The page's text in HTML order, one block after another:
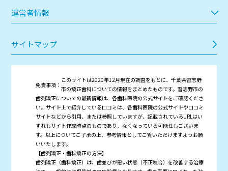
運営者情報
サイトマップ
免責事項：
このサイトは2020年12月現在の調査をもとに、千葉県習志野
市の矯正歯科についての情報をまとめたものです。習志野市の
歯列矯正についての最新情報は、各歯科医院の公式サイトをご確認くださ
い。サイト上で紹介している口コミは、各歯科医院の公式サイトや口コミ
サイトなどから引用、または参照していますが、記載されているURLはい
ずれもサイト作成時点のものであり、なくなっている可能性もございま
す。以上についてご了承の上、参考情報としてご覧いただけますようお願
いいたします。
【歯列矯正・歯科矯正の方法】
歯列矯正（歯科矯正）は、歯並びが悪い状態（不正咬合）を改善する治療